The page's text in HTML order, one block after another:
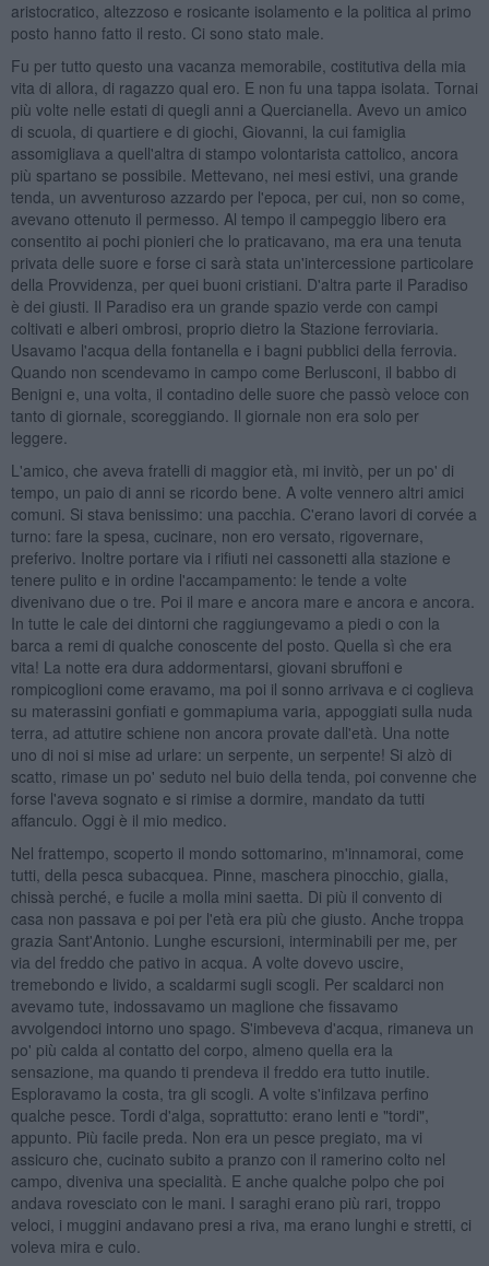
aristocratico, altezzoso e rosicante isolamento e la politica al primo
posto hanno fatto il resto. Ci sono stato male.
Fu per tutto questo una vacanza memorabile, costitutiva della mia
vita di allora, di ragazzo qual ero. E non fu una tappa isolata. Tornai
più volte nelle estati di quegli anni a Quercianella. Avevo un amico
di scuola, di quartiere e di giochi, Giovanni, la cui famiglia
assomigliava a quell'altra di stampo volontarista cattolico, ancora
più spartano se possibile. Mettevano, nei mesi estivi, una grande
tenda, un avventuroso azzardo per l'epoca, per cui, non so come,
avevano ottenuto il permesso. Al tempo il campeggio libero era
consentito ai pochi pionieri che lo praticavano, ma era una tenuta
privata delle suore e forse ci sarà stata un'intercessione particolare
della Provvidenza, per quei buoni cristiani. D'altra parte il Paradiso
è dei giusti. Il Paradiso era un grande spazio verde con campi
coltivati e alberi ombrosi, proprio dietro la Stazione ferroviaria.
Usavamo l'acqua della fontanella e i bagni pubblici della ferrovia.
Quando non scendevamo in campo come Berlusconi, il babbo di
Benigni e, una volta, il contadino delle suore che passò veloce con
tanto di giornale, scoreggiando. Il giornale non era solo per
leggere.
L'amico, che aveva fratelli di maggior età, mi invitò, per un po' di
tempo, un paio di anni se ricordo bene. A volte vennero altri amici
comuni. Si stava benissimo: una pacchia. C'erano lavori di corvée a
turno: fare la spesa, cucinare, non ero versato, rigovernare,
preferivo. Inoltre portare via i rifiuti nei cassonetti alla stazione e
tenere pulito e in ordine l'accampamento: le tende a volte
divenivano due o tre. Poi il mare e ancora mare e ancora e ancora.
In tutte le cale dei dintorni che raggiungevamo a piedi o con la
barca a remi di qualche conoscente del posto. Quella sì che era
vita! La notte era dura addormentarsi, giovani sbruffoni e
rompicoglioni come eravamo, ma poi il sonno arrivava e ci coglieva
su materassini gonfiati e gommapiuma varia, appoggiati sulla nuda
terra, ad attutire schiene non ancora provate dall'età. Una notte
uno di noi si mise ad urlare: un serpente, un serpente! Si alzò di
scatto, rimase un po' seduto nel buio della tenda, poi convenne che
forse l'aveva sognato e si rimise a dormire, mandato da tutti
affanculo. Oggi è il mio medico.
Nel frattempo, scoperto il mondo sottomarino, m'innamorai, come
tutti, della pesca subacquea. Pinne, maschera pinocchio, gialla,
chissà perché, e fucile a molla mini saetta. Di più il convento di
casa non passava e poi per l'età era più che giusto. Anche troppa
grazia Sant'Antonio. Lunghe escursioni, interminabili per me, per
via del freddo che pativo in acqua. A volte dovevo uscire,
tremebondo e livido, a scaldarmi sugli scogli. Per scaldarci non
avevamo tute, indossavamo un maglione che fissavamo
avvolgendoci intorno uno spago. S'imbeveva d'acqua, rimaneva un
po' più calda al contatto del corpo, almeno quella era la
sensazione, ma quando ti prendeva il freddo era tutto inutile.
Esploravamo la costa, tra gli scogli. A volte s'infilzava perfino
qualche pesce. Tordi d'alga, soprattutto: erano lenti e "tordi",
appunto. Più facile preda. Non era un pesce pregiato, ma vi
assicuro che, cucinato subito a pranzo con il ramerino colto nel
campo, diveniva una specialità. E anche qualche polpo che poi
andava rovesciato con le mani. I saraghi erano più rari, troppo
veloci, i muggini andavano presi a riva, ma erano lunghi e stretti, ci
voleva mira e culo.